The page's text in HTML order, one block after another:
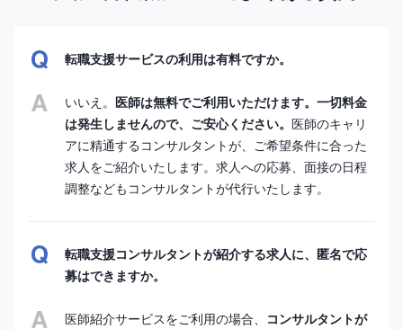
転職支援サービスの利用は有料ですか。
いいえ。 医師は無料でご利用いただけます。一切料金
は発生しませんので、ご安心ください。 医師のキャリ
アに精通するコンサルタントが、ご希望条件に合った
求人をご紹介いたします。求人への応募、面接の日程
調整などもコンサルタントが代行いたします。
転職支援コンサルタントが紹介する求人に、匿名で応
募はできますか。
医師紹介サービスをご利用の場合、
コンサルタントが